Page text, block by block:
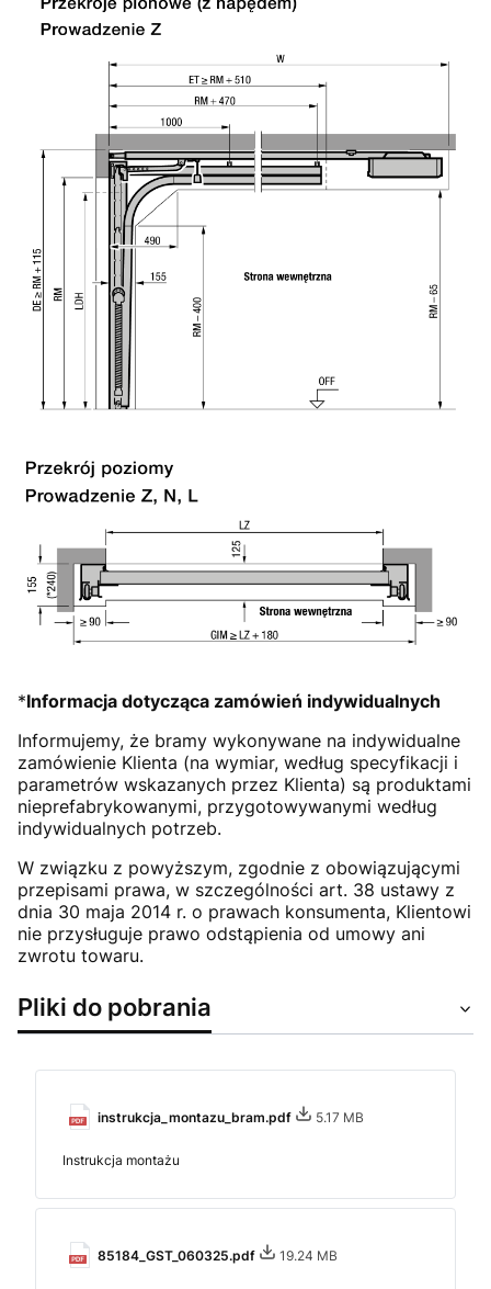
*Informacja dotycząca zamówień indywidualnych
Informujemy, że bramy wykonywane na indywidualne
zamówienie Klienta (na wymiar, według specyfikacji i
parametrów wskazanych przez Klienta) są produktami
nieprefabrykowanymi, przygotowywanymi według
indywidualnych potrzeb.
W związku z powyższym, zgodnie z obowiązującymi
przepisami prawa, w szczególności art. 38 ustawy z
dnia 30 maja 2014 r. o prawach konsumenta, Klientowi
nie przysługuje prawo odstąpienia od umowy ani
zwrotu towaru.
Pliki do pobrania
instrukcja_montazu_bram.pdf 5.17 MB
Instrukcja montażu
85184_GST_060325.pdf 19.24 MB